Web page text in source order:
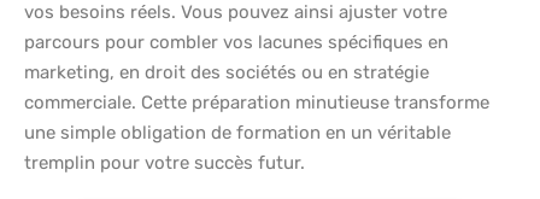
vos besoins réels. Vous pouvez ainsi ajuster votre
parcours pour combler vos lacunes spécifiques en
marketing, en droit des sociétés ou en stratégie
commerciale. Cette préparation minutieuse transforme
une simple obligation de formation en un véritable
tremplin pour votre succès futur.